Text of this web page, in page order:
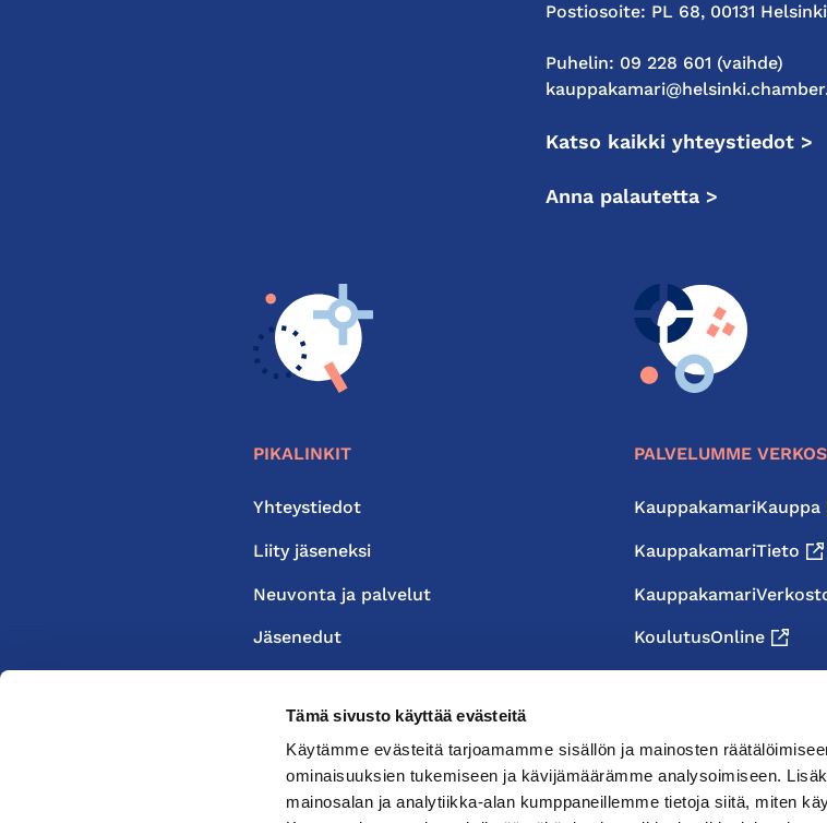
Tämä sivusto käyttää evästeitä
Käytämme evästeitä tarjoamamme sisällön ja mainosten
ominaisuuksien tukemiseen ja kävijämäärämme analysoimiseen.
mainosalan ja analytiikka-alan kumppaneillemme tietoja siitä, miten
Postiosoite: PL 68, 00131 Helsinki
Puhelin: 09 228 601 (vaihde)
Katso kaikki yhteystiedot >
Anna palautetta >
PIKALINKIT
Yhteystiedot
Liity jäseneksi
Neuvonta ja palvelut
Jäsenedut
PALVELUMME
KauppakamariKauppa
KauppakamariTieto
KoulutusOnline